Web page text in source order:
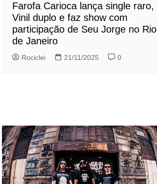
Farofa Carioca lança single raro,
Vinil duplo e faz show com
participação de Seu Jorge no Rio
de Janeiro
Rociclei 21/11/2025 0